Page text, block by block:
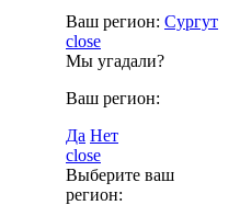
Ваш регион: Сургут
close
Мы угадали?
Ваш регион:
Да Нет
close
Выберите ваш
регион: